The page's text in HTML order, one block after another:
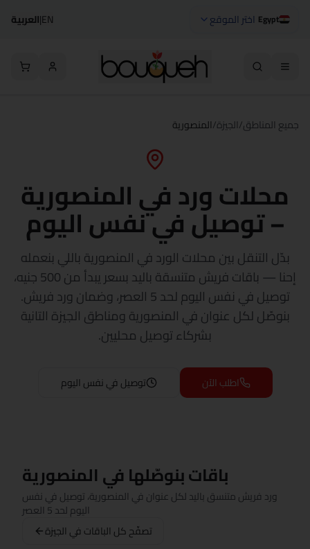
Egypt اختر الموقع EN
|العربية
جميع المناطق/ الجيزة/المنصورية
محلات ورد في المنصورية
– توصيل في نفس اليوم
بدّل التنقل بين محلات الورد في المنصورية باللي بنعمله
إحنا — باقات فريش متنسقة باليد بسعر يبدأ من 500 جنيه،
توصيل في نفس اليوم لحد 5 العصر، وضمان ورد فريش.
بنوصّل لكل عنوان في المنصورية ومناطق الجيزة التانية
بشركاء توصيل محليين.
اطلب الآن توصيل في نفس اليوم
باقات بنوصّلها في المنصورية
ورد فريش متنسق باليد لكل عنوان في المنصورية، توصيل في نفس
اليوم لحد 5 العصر
تصفّح كل الباقات في الجيزة